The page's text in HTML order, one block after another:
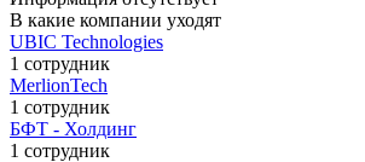
В какие компании уходят
UBIC Technologies
1 сотрудник
MerlionTech
1 сотрудник
БФТ - Холдинг
1 сотрудник